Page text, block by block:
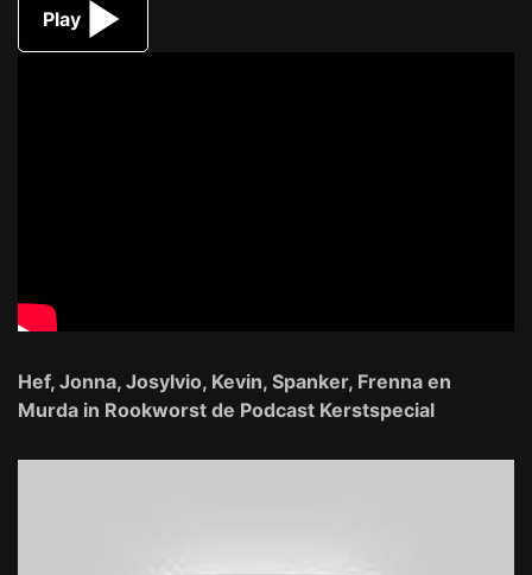
Play
Hef, Jonna, Josylvio, Kevin, Spanker, Frenna en
Murda in Rookworst de Podcast Kerstspecial